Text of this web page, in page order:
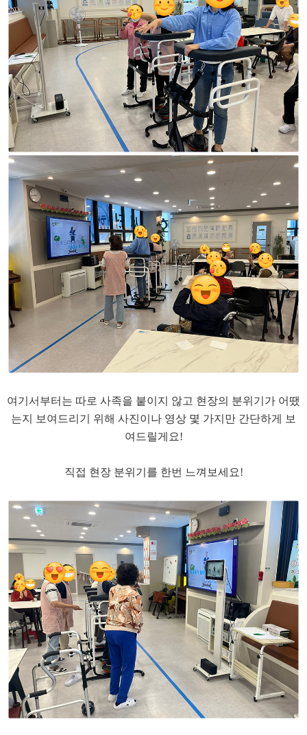
여기서부터는 따로 사족을 붙이지 않고 현장의 분위기가 어땠
는지 보여드리기 위해 사진이나 영상 몇 가지만 간단하게 보
여드릴게요!
​직접 현장 분위기를 한번 느껴보세요!